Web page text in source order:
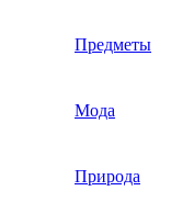
Предметы
Мода
Природа